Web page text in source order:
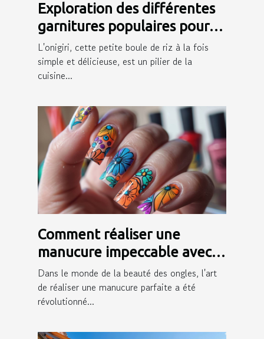
Exploration des différentes
garnitures populaires pour
onigiri
L'onigiri, cette petite boule de riz à la fois
simple et délicieuse, est un pilier de la
cuisine...
Comment réaliser une
manucure impeccable avec
des autocollants pour ongles
Dans le monde de la beauté des ongles, l'art
de réaliser une manucure parfaite a été
révolutionné...